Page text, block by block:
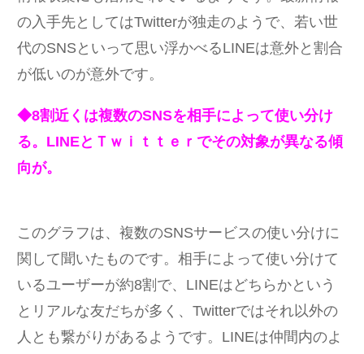
の入手先としてはTwitterが独走のようで、若い世
代のSNSといって思い浮かべるLINEは意外と割合
が低いのが意外です。
◆8割近くは複数のSNSを相手によって使い分け
る。LINEとＴｗｉｔｔｅｒでその対象が異なる傾
向が。
このグラフは、複数のSNSサービスの使い分けに
関して聞いたものです。相手によって使い分けて
いるユーザーが約8割で、LINEはどちらかという
とリアルな友だちが多く、Twitterではそれ以外の
人とも繋がりがあるようです。LINEは仲間内のよ